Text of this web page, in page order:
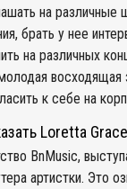
на
брать у нее
на различных
восходящая
к себе на
Loretta
BnMusic,
артистки. Это